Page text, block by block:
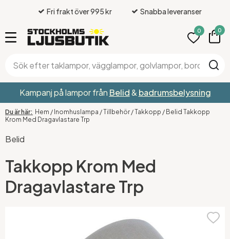
Fri frakt över 995 kr Snabba leveranser
0 0
Kampanj på lampor från Belid& badrumsbelysning
Hem / Inomhuslampa /Tillbehör /Takkopp / Belid Takkopp
Krom Med Dragavlastare Trp
Belid
Takkopp Krom Med
Dragavlastare Trp